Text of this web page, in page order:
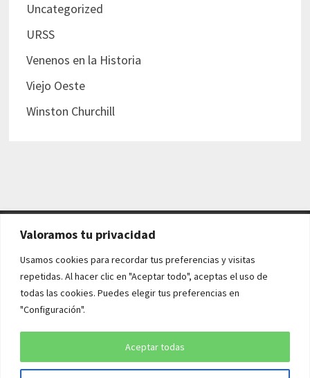
Valoramos tu privacidad
Usamos cookies para recordar tus preferencias y visitas
repetidas. Al hacer clic en "Aceptar todo", aceptas el uso de
todas las cookies. Puedes elegir tus preferencias en
"Configuración".
Aceptar todas
Uncategorized
URSS
Venenos en la Historia
Viejo Oeste
Winston Churchill
AVISO LEGAL Y POLÍTICAS
Aviso legal
Política de cookies